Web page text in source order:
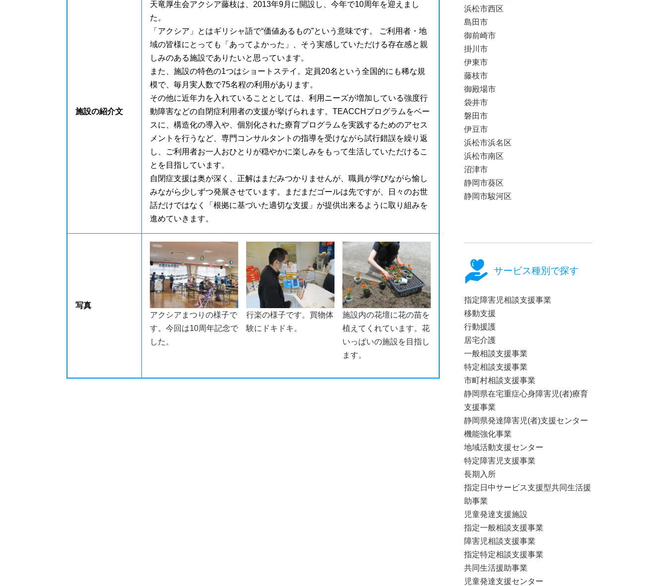
施設の紹介文
天竜厚生会アクシア藤枝は、2013年9月に開設し、今年で10周年を迎えまし
た。
「アクシア」とはギリシャ語で“価値あるもの”という意味です。 ご利用者・地
域の皆様にとっても「あってよかった」、そう実感していただける存在感と親
しみのある施設でありたいと思っています。
また、施設の特色の1つはショートステイ。定員20名という全国的にも稀な規
模で、毎月実人数で75名程の利用があります。
その他に近年力を入れていることとしては、利用ニーズが増加している強度行
動障害などの自閉症利用者の支援が挙げられます。TEACCHプログラムをベー
スに、構造化の導入や、個別化された療育プログラムを実践するためのアセス
メントを行うなど、専門コンサルタントの指導を受けながら試行錯誤を繰り返
し、ご利用者お一人おひとりが穏やかに楽しみをもって生活していただけるこ
とを目指しています。
自閉症支援は奥が深く、正解はまだみつかりませんが、職員が学びながら愉し
みながら少しずつ発展させています。まだまだゴールは先ですが、日々のお世
話だけではなく「根拠に基づいた適切な支援」が提供出来るように取り組みを
進めていきます。
写真
アクシアまつりの様子で
す。今回は10周年記念で
した。
行楽の様子です。買物体
験にドキドキ。
施設内の花壇に花の苗を
植えてくれています。花
いっぱいの施設を目指し
ます。
浜松市西区
島田市
御前崎市
掛川市
伊東市
藤枝市
御殿場市
袋井市
磐田市
伊豆市
浜松市浜名区
浜松市南区
沼津市
静岡市葵区
静岡市駿河区
サービス種別で探す
指定障害児相談支援事業
移動支援
行動援護
居宅介護
一般相談支援事業
特定相談支援事業
市町村相談支援事業
静岡県在宅重症心身障害児(者)療育
支援事業
静岡県発達障害児(者)支援センター
機能強化事業
地域活動支援センター
特定障害児支援事業
長期入所
指定日中サービス支援型共同生活援
助事業
児童発達支援施設
指定一般相談支援事業
障害児相談支援事業
指定特定相談支援事業
共同生活援助事業
児童発達支援センター